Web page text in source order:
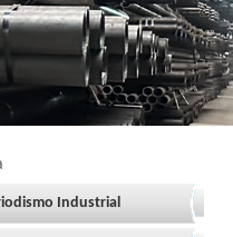
Industrial